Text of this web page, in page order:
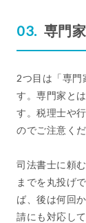
専門
2つ目は「専門
す。専門家と
す。税理士や
のでご注意くだ
司法書士に頼
までを丸投げ
ば、後は何回
請にも対応し